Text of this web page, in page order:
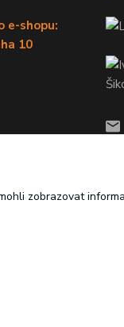
e-shopu:
10
4
zobrazovat